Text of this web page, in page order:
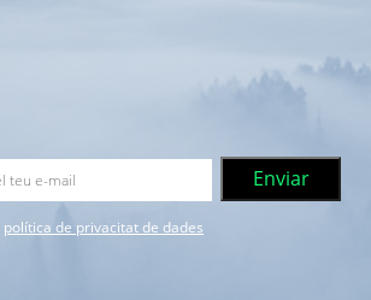
política de privacitat de dades